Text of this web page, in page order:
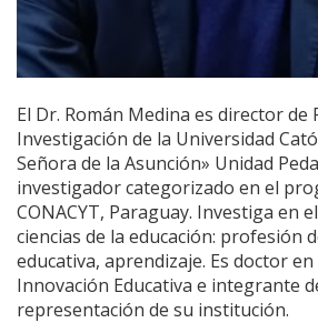
El Dr. Román Medina es director de
Investigación de la Universidad
Señora de la Asunción» Unidad
investigador categorizado en el
CONACYT, Paraguay. Investiga en
ciencias de la educación: profesión
educativa, aprendizaje. Es doctor
Innovación Educativa e integrante
representación de su institución.